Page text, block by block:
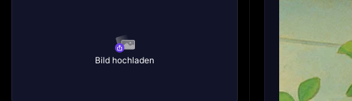
Bild hochladen